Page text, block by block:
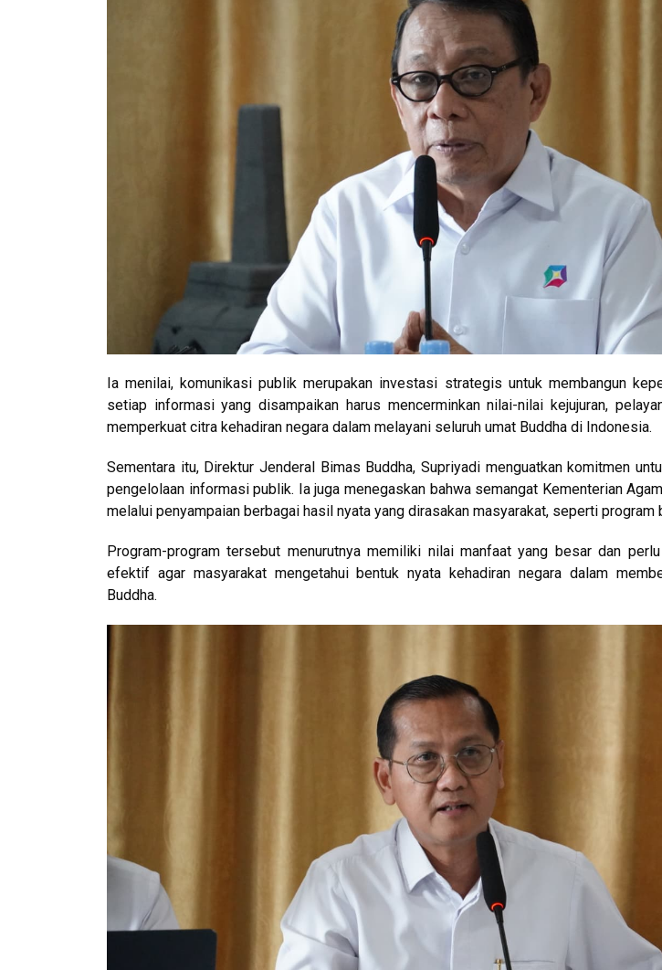
Ia menilai, komunikasi publik merupakan investasi strategis untuk membangun
setiap informasi yang disampaikan harus mencerminkan nilai-nilai kejujuran,
memperkuat citra kehadiran negara dalam melayani seluruh umat Buddha di Indonesia.
Sementara itu, Direktur Jenderal Bimas Buddha, Supriyadi menguatkan komitmen
pengelolaan informasi publik. Ia juga menegaskan bahwa semangat Kementerian
melalui penyampaian berbagai hasil nyata yang dirasakan masyarakat, seperti program
Program-program tersebut menurutnya memiliki nilai manfaat yang besar dan
efektif agar masyarakat mengetahui bentuk nyata kehadiran negara dalam
Buddha.